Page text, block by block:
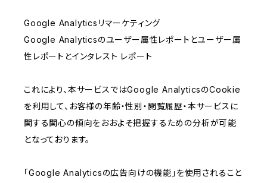
Google Analyticsリマーケティング
Google Analyticsのユーザー属性レポートとユーザー属
性レポートとインタレスト レポート
これにより、本サービスではGoogle AnalyticsのCookie
を利用して、お客様の年齢・性別・閲覧履歴・本サービスに
関する関心の傾向をおおよそ把握するための分析が可能
となっております。
「Google Analyticsの広告向けの機能」を使用されること